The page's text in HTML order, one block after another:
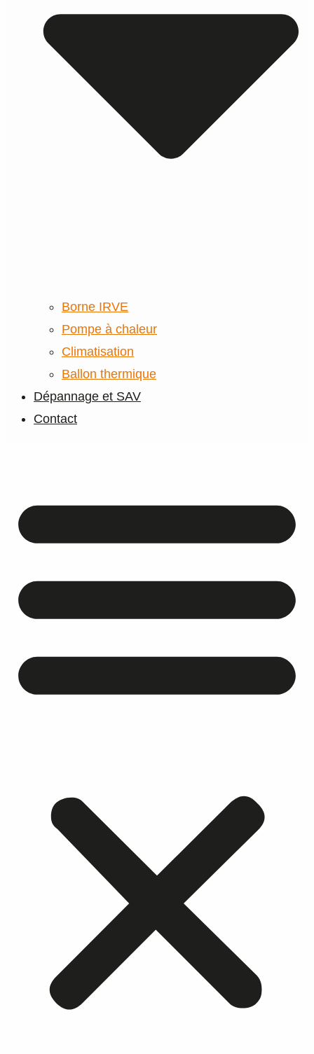
Borne IRVE
Pompe à chaleur
Climatisation
Ballon thermique
Dépannage et SAV
Contact